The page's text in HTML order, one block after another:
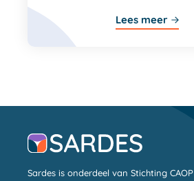
Lees meer
Sardes is onderdeel van Stichting CAOP